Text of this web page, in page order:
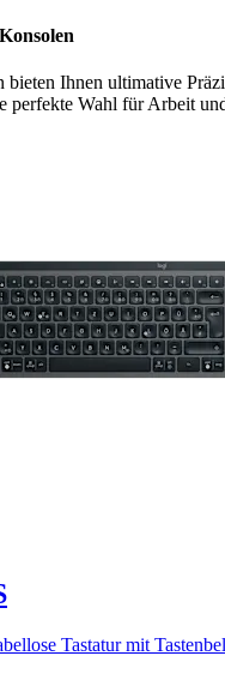
bieten Ihnen ultimative
perfekte Wahl für Arbeit
Tastatur mit